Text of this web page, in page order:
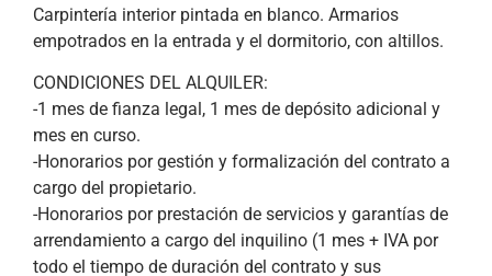
Carpintería interior pintada en blanco. Armarios
empotrados en la entrada y el dormitorio, con altillos.
CONDICIONES DEL ALQUILER:
-1 mes de fianza legal, 1 mes de depósito adicional y
mes en curso.
-Honorarios por gestión y formalización del contrato a
cargo del propietario.
-Honorarios por prestación de servicios y garantías de
arrendamiento a cargo del inquilino (1 mes + IVA por
todo el tiempo de duración del contrato y sus